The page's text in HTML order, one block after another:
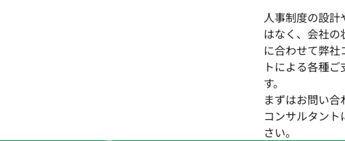
人事制度の設計
はなく、会社の
に合わせて弊社
トによる各種
す。
まずはお問い
コンサルタント
さい。